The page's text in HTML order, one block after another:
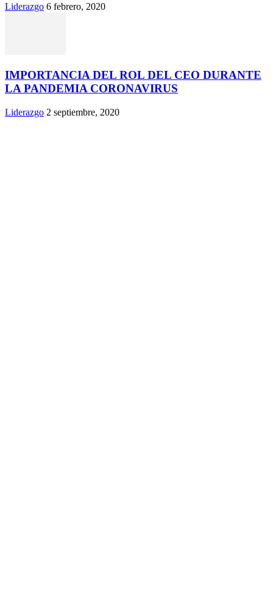
Liderazgo 6 febrero, 2020
IMPORTANCIA DEL ROL DEL CEO DURANTE
LA PANDEMIA CORONAVIRUS
Liderazgo 2 septiembre, 2020